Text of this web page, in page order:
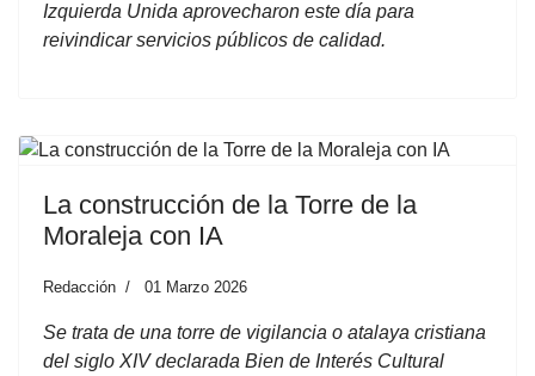
Izquierda Unida aprovecharon este día para
reivindicar servicios públicos de calidad.
La construcción de la Torre de la
Moraleja con IA
Redacción 01 Marzo 2026
Se trata de una torre de vigilancia o atalaya cristiana
del siglo XIV declarada Bien de Interés Cultural